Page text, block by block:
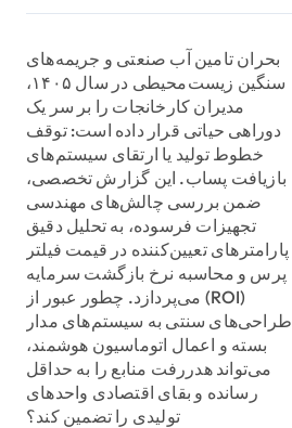
بحران تامین آب صنعتی و جریمه‌های
سنگین زیست‌محیطی در سال ۱۴۰۵،
مدیران کارخانجات را بر سر یک
دوراهی حیاتی قرار داده است: توقف
خطوط تولید یا ارتقای سیستم‌های
بازیافت پساب. این گزارش تخصصی،
ضمن بررسی چالش‌های مهندسی
تجهیزات فرسوده، به تحلیل دقیق
پارامترهای تعیین‌کننده در قیمت فیلتر
پرس و محاسبه نرخ بازگشت سرمایه
(ROI) می‌پردازد. چطور عبور از
طراحی‌های سنتی به سیستم‌های مدار
بسته و اعمال اتوماسیون هوشمند،
می‌تواند هدررفت منابع را به حداقل
رسانده و بقای اقتصادی واحدهای
تولیدی را تضمین کند؟